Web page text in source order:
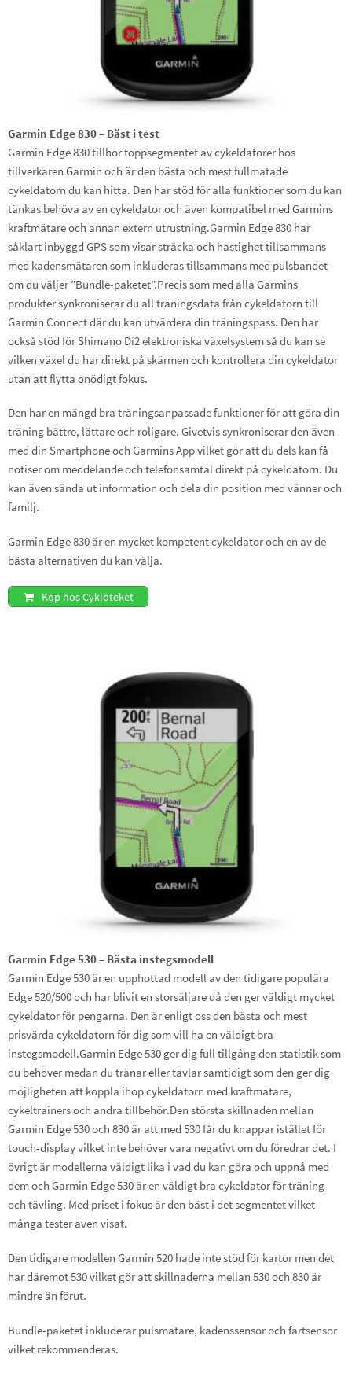
Garmin Edge 830 – Bäst i test
Garmin Edge 830 tillhör toppsegmentet av cykeldatorer hos
tillverkaren Garmin och är den bästa och mest fullmatade
cykeldatorn du kan hitta. Den har stöd för alla funktioner som du kan
tänkas behöva av en cykeldator och även kompatibel med Garmins
kraftmätare och annan extern utrustning.Garmin Edge 830 har
såklart inbyggd GPS som visar sträcka och hastighet tillsammans
med kadensmätaren som inkluderas tillsammans med pulsbandet
om du väljer ”Bundle-paketet”.Precis som med alla Garmins
produkter synkroniserar du all träningsdata från cykeldatorn till
Garmin Connect där du kan utvärdera din träningspass. Den har
också stöd för Shimano Di2 elektroniska växelsystem så du kan se
vilken växel du har direkt på skärmen och kontrollera din cykeldator
utan att flytta onödigt fokus.
Den har en mängd bra träningsanpassade funktioner för att göra din
träning bättre, lättare och roligare. Givetvis synkroniserar den även
med din Smartphone och Garmins App vilket gör att du dels kan få
notiser om meddelande och telefonsamtal direkt på cykeldatorn. Du
kan även sända ut information och dela din position med vänner och
familj.
Garmin Edge 830 är en mycket kompetent cykeldator och en av de
bästa alternativen du kan välja.
Köp hos Cykloteket
Garmin Edge 530 – Bästa instegsmodell
Garmin Edge 530 är en upphottad modell av den tidigare populära
Edge 520/500 och har blivit en storsäljare då den ger väldigt mycket
cykeldator för pengarna. Den är enligt oss den bästa och mest
prisvärda cykeldatorn för dig som vill ha en väldigt bra
instegsmodell.Garmin Edge 530 ger dig full tillgång den statistik som
du behöver medan du tränar eller tävlar samtidigt som den ger dig
möjligheten att koppla ihop cykeldatorn med kraftmätare,
cykeltrainers och andra tillbehör.Den största skillnaden mellan
Garmin Edge 530 och 830 är att med 530 får du knappar istället för
touch-display vilket inte behöver vara negativt om du föredrar det. I
övrigt är modellerna väldigt lika i vad du kan göra och uppnå med
dem och Garmin Edge 530 är en väldigt bra cykeldator för träning
och tävling. Med priset i fokus är den bäst i det segmentet vilket
många tester även visat.
Den tidigare modellen Garmin 520 hade inte stöd för kartor men det
har däremot 530 vilket gör att skillnaderna mellan 530 och 830 är
mindre än förut.
Bundle-paketet inkluderar pulsmätare, kadenssensor och fartsensor
vilket rekommenderas.